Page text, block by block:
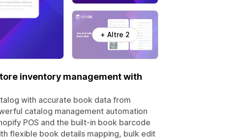
+ Altre 2
inventory management with
with accurate book data from
catalog management automation
POS and the built-in book barcode
flexible book details mapping, bulk edit